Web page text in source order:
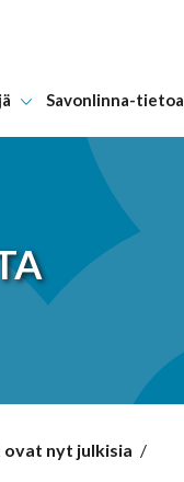
Savonlinna-tietoa
ovat nyt julkisia /